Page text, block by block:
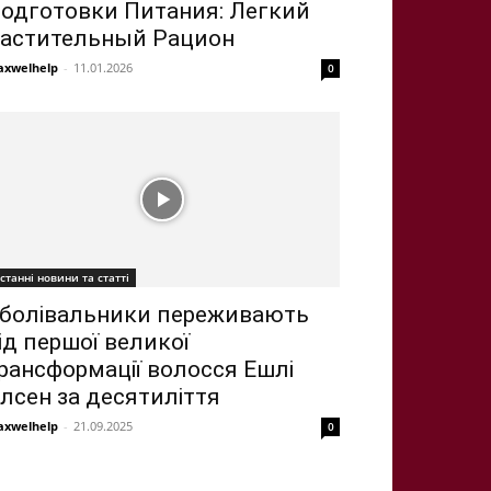
Питания: Легкий
Рацион
- 11.01.2026 0
новини та статті
переживають
першої великої
волосся Ешлі
за десятиліття
- 21.09.2025 0